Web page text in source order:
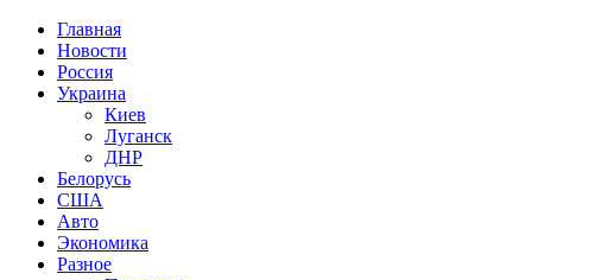
Главная
Новости
Россия
Украина
Киев
Луганск
ДНР
Белорусь
США
Авто
Экономика
Разное